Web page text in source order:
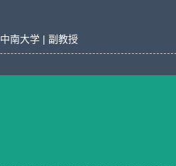
中南大学 | 副教授